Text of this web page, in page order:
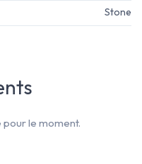
Stone
pour le moment.